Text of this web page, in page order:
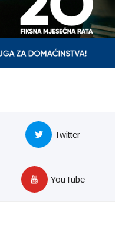
Twitter
YouTube